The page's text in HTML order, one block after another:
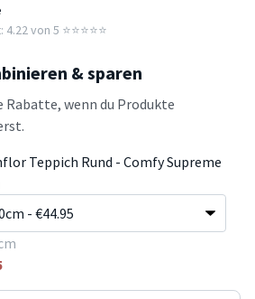
von 5 ⭐️⭐️⭐️⭐️⭐️
& sparen
Rabatte, wenn du Produkte
Teppich Rund - Comfy Supreme